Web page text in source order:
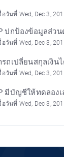
วันที่ Wed, Dec 3,
ปกป้องข้อมูลส่ว
วันที่ Wed, Dec 3,
ถเปลี่ยนสกุลเงิน
วันที่ Wed, Dec 3,
มีบัญชีให้ทดลอง
วันที่ Wed, Dec 3,